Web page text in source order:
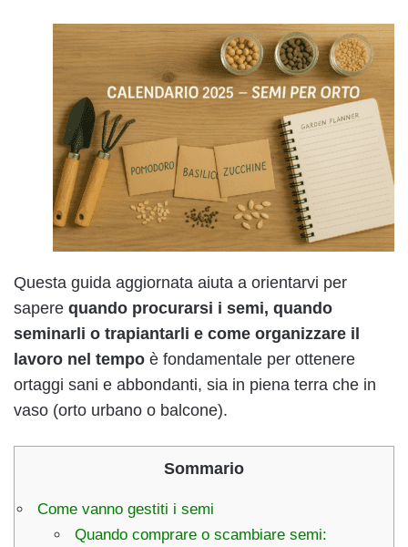
Questa guida aggiornata aiuta a orientarvi per
sapere quando procurarsi i semi, quando
seminarli o trapiantarli e come organizzare il
lavoro nel tempo è fondamentale per ottenere
ortaggi sani e abbondanti, sia in piena terra che in
vaso (orto urbano o balcone).
Sommario
Come vanno gestiti i semi
Quando comprare o scambiare semi: